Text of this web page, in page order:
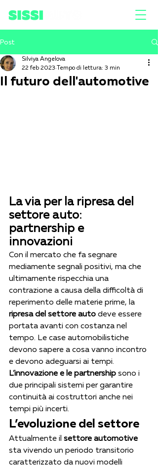
Post
Il futuro dell'automotive
Silviya Angelova
22 feb 2023 Tempo di lettura: 3 min
La via per la ripresa del
settore auto:
partnership e
innovazioni
Con il mercato che fa segnare
mediamente segnali positivi, ma che
ultimamente rispecchia una
contrazione a causa della difficoltà di
reperimento delle materie prime, la
ripresa del settore auto deve essere
portata avanti con costanza nel
tempo. Le case automobilistiche
devono sapere a cosa vanno incontro
e devono adeguarsi ai tempi.
L’innovazione e le partnership sono i
due principali sistemi per garantire
continuità ai costruttori anche nei
tempi più incerti.
L’evoluzione del settore
Attualmente il settore automotive
sta vivendo un periodo transitorio
caratterizzato da nuovi modelli